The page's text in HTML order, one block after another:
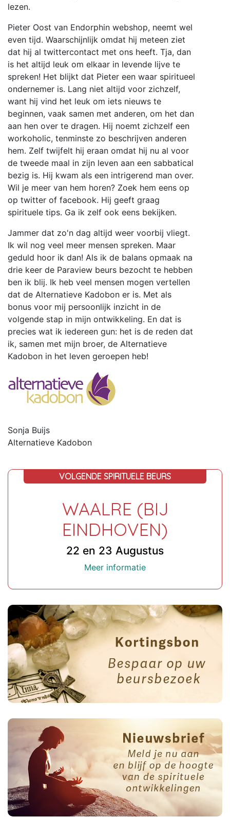
lezen.
Pieter Oost van Endorphin webshop, neemt wel
even tijd. Waarschijnlijk omdat hij meteen ziet
dat hij al twittercontact met ons heeft. Tja, dan
is het altijd leuk om elkaar in levende lijve te
spreken! Het blijkt dat Pieter een waar spiritueel
ondernemer is. Lang niet altijd voor zichzelf,
want hij vind het leuk om iets nieuws te
beginnen, vaak samen met anderen, om het dan
aan hen over te dragen. Hij noemt zichzelf een
workoholic, tenminste zo beschrijven anderen
hem. Zelf twijfelt hij eraan omdat hij nu al voor
de tweede maal in zijn leven aan een sabbatical
bezig is. Hij kwam als een intrigerend man over.
Wil je meer van hem horen? Zoek hem eens op
op twitter of facebook. Hij geeft graag
spirituele tips. Ga ik zelf ook eens bekijken.
Jammer dat zo'n dag altijd weer voorbij vliegt.
Ik wil nog veel meer mensen spreken. Maar
geduld hoor ik dan! Als ik de balans opmaak na
drie keer de Paraview beurs bezocht te hebben
ben ik blij. Ik heb veel mensen mogen vertellen
dat de Alternatieve Kadobon er is. Met als
bonus voor mij persoonlijk inzicht in de
volgende stap in mijn ontwikkeling. En dat is
precies wat ik iedereen gun: het is de reden dat
ik, samen met mijn broer, de Alternatieve
Kadobon in het leven geroepen heb!
Sonja Buijs
Alternatieve Kadobon
VOLGENDE SPIRITUELE BEURS
WAALRE (BIJ
EINDHOVEN)
22 en 23 Augustus
Meer informatie